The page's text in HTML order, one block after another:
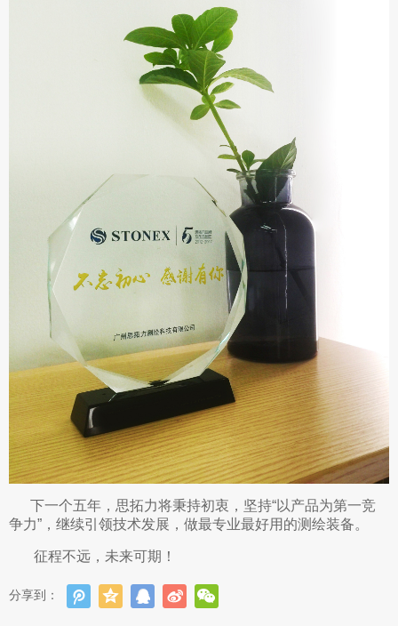
下一个五年，思拓力将秉持初衷，坚持“以产品为第一竞
争力”，继续引领技术发展，做最专业最好用的测绘装备。
征程不远，未来可期！
分享到：